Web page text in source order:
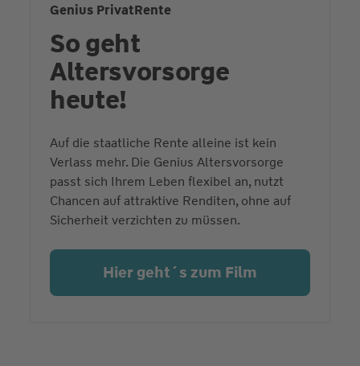
Genius PrivatRente
So geht
Altersvorsorge
heute!
Auf die staatliche Rente alleine ist kein
Verlass mehr. Die Genius Altersvorsorge
passt sich Ihrem Leben flexibel an, nutzt
Chancen auf attraktive Renditen, ohne auf
Sicherheit verzichten zu müssen.
Hier geht´s zum Film